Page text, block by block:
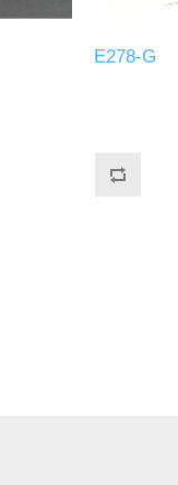
E278-G